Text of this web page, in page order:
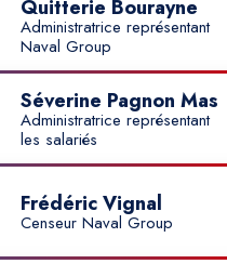
Quitterie Bourayne
Administratrice représentant
Naval Group
Séverine Pagnon Mas
Administratrice représentant
les salariés
Frédéric Vignal
Censeur Naval Group